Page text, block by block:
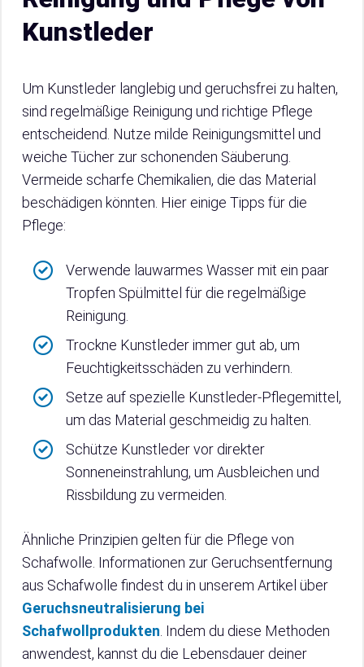
Kunstleder
Um Kunstleder langlebig und geruchsfrei zu halten,
sind regelmäßige Reinigung und richtige Pflege
entscheidend. Nutze milde Reinigungsmittel und
weiche Tücher zur schonenden Säuberung.
Vermeide scharfe Chemikalien, die das Material
beschädigen könnten. Hier einige Tipps für die
Pflege:
Verwende lauwarmes Wasser mit ein paar
Tropfen Spülmittel für die regelmäßige
Reinigung.
Trockne Kunstleder immer gut ab, um
Feuchtigkeitsschäden zu verhindern.
Setze auf spezielle Kunstleder-Pflegemittel,
um das Material geschmeidig zu halten.
Schütze Kunstleder vor direkter
Sonneneinstrahlung, um Ausbleichen und
Rissbildung zu vermeiden.
Ähnliche Prinzipien gelten für die Pflege von
Schafwolle. Informationen zur Geruchsentfernung
aus Schafwolle findest du in unserem Artikel über
Geruchsneutralisierung bei
Schafwollprodukten . Indem du diese Methoden
anwendest, kannst du die Lebensdauer deiner